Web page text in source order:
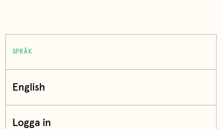
SPRÅK
English
Logga in